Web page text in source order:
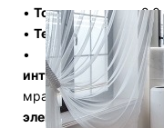
• Толщина плиты:2.0
• Текстуры:Polished
•Приложения: →
интерьеров/
мраморные
элемент в дизайне